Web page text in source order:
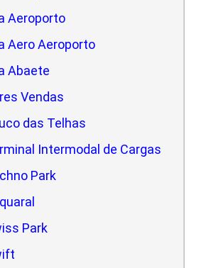
Aeroporto
Aero Aeroporto
Abaete
Vendas
das Telhas
Intermodal de Cargas
Park
Park